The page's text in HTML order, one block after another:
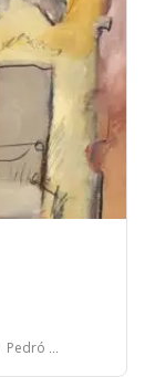
Pedró de la Creu, 11 - BARCELONA